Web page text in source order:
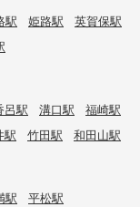
駅 姫路駅
英賀保駅
呂駅 溝口駅
福崎駅
駅 竹田駅 和田山駅
駅
平松駅